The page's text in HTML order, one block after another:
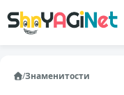
/Знаменитости